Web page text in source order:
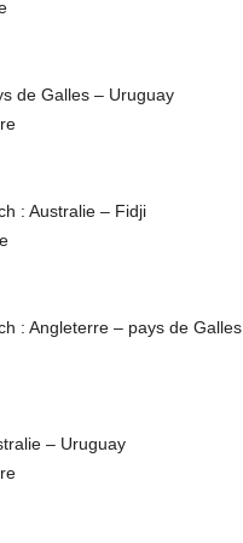
de Galles – Uruguay
: Australie – Fidji
: Angleterre – pays de Galles
– Uruguay